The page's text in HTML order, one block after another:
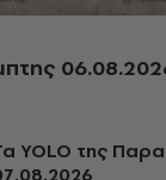
YOLO της